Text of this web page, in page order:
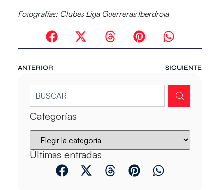
Fotografías: Clubes Liga Guerreras Iberdrola
ANTERIOR SIGUIENTE
Categorías
Últimas entradas